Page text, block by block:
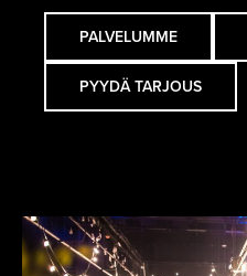
PALVELUMME
PYYDÄ TARJOUS